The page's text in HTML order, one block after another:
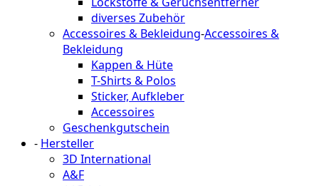
diverses Zubehör
Accessoires & Bekleidung-Accessoires &
Bekleidung
Kappen & Hüte
T-Shirts & Polos
Sticker, Aufkleber
Accessoires
Geschenkgutschein
- Hersteller
3D International
A&F